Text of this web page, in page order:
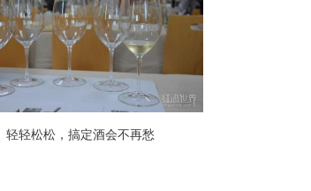
轻轻松松，搞定酒会不再愁